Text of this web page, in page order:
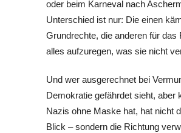
oder beim Karneval nach
Unterschied ist nur: Die einen
Grundrechte, die anderen für das
alles aufzuregen, was sie nicht
Und wer ausgerechnet bei
Demokratie gefährdet sieht, aber
Nazis ohne Maske hat, hat nicht
Blick – sondern die Richtung